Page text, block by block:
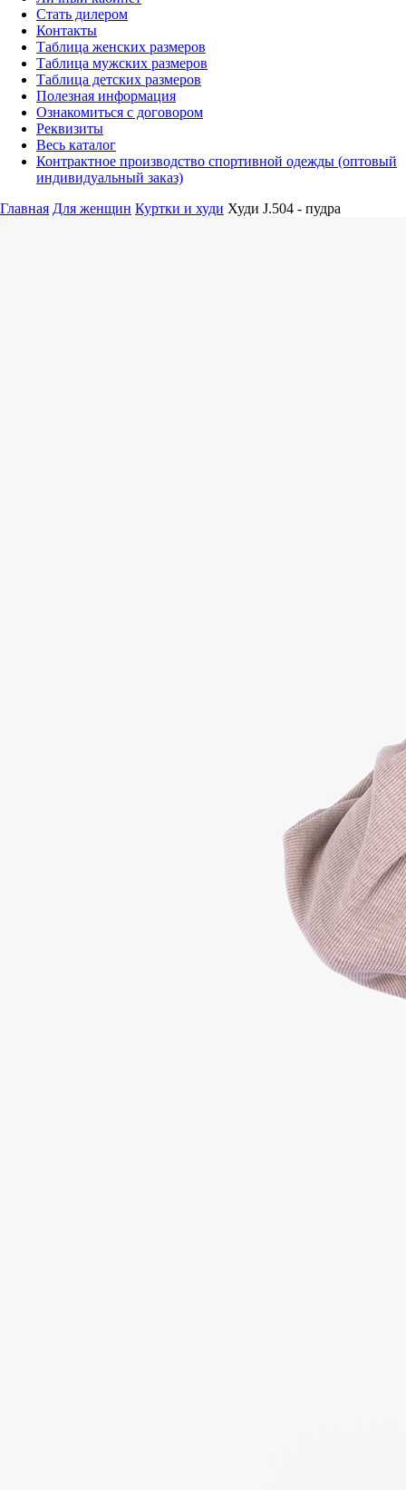
Стать дилером
Контакты
Таблица женских размеров
Таблица мужских размеров
Таблица детских размеров
Полезная информация
Ознакомиться с договором
Реквизиты
Весь каталог
Контрактное производство спортивной одежды (оптовый
индивидуальный заказ)
Главная Для женщин Куртки и худи Худи J.504 - пудра